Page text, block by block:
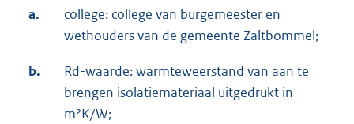
a.
college: college van burgemeester en
wethouders van de gemeente Zaltbommel;
b.
Rd-waarde: warmteweerstand van aan te
brengen isolatiemateriaal uitgedrukt in
m²K/W;